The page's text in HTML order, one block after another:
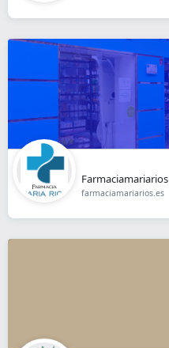
Farmaciamariarios
farmaciamariarios.es